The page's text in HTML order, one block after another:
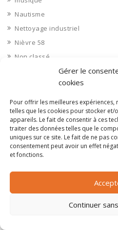
Gérer le
cookies
Pour offrir les meilleures
telles que les cookies pour stocker
appareils. Le fait de consentir à ces
traiter des données telles que le
uniques sur ce site. Le fait de ne pas
consentement peut avoir un effet
et fonctions.
Continuer
Nautisme
Nettoyage industriel
Nièvre 58
Non classé
Objets connectés
Objets en plastique
Oise 60
Opérateur télécom
Opérateurs télécom
Optique